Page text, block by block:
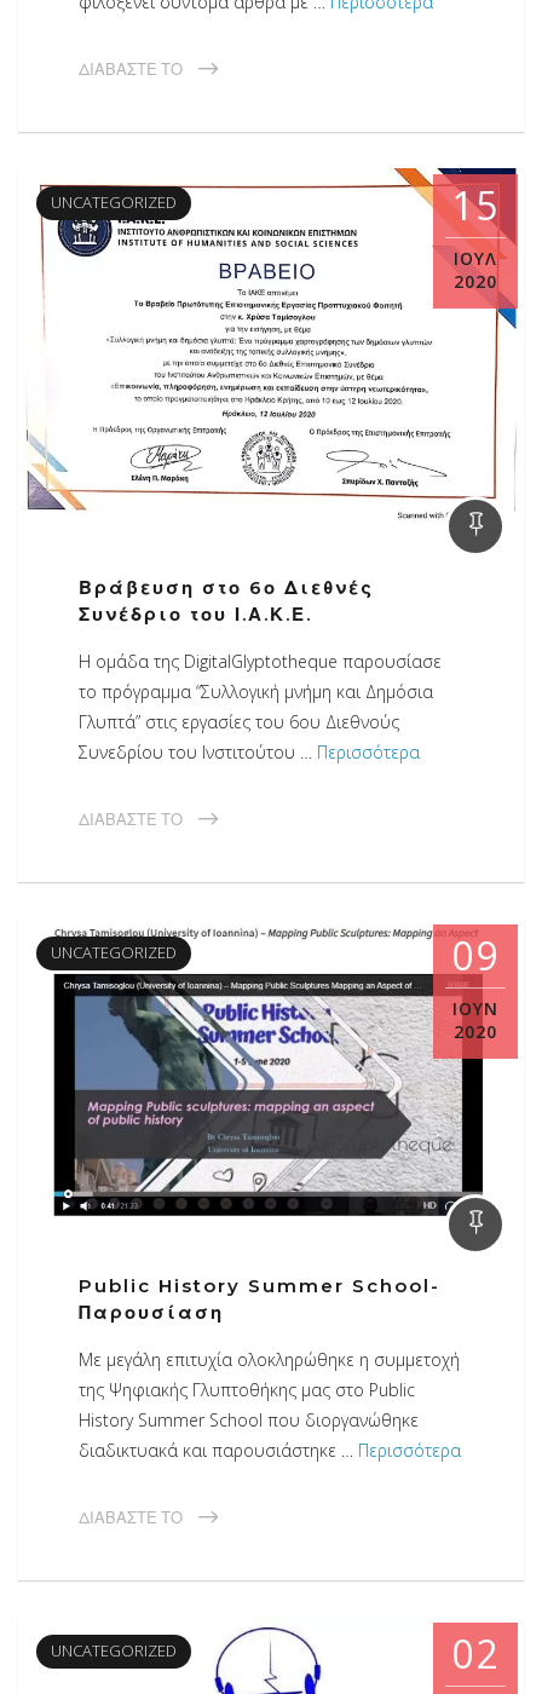
ΔΙΑΒΆΣΤΕ ΤΟ
UNCATEGORIZED 15
ΙΟΎΛ
2020
Βράβευση στο 6ο Διεθνές
Συνέδριο του Ι.Α.Κ.Ε.
Η ομάδα της DigitalGlyptotheque παρουσίασε
το πρόγραμμα “Συλλογική μνήμη και Δημόσια
Γλυπτά” στις εργασίες του 6ου Διεθνούς
Συνεδρίου του Ινστιτούτου … Περισσότερα
ΔΙΑΒΆΣΤΕ ΤΟ
UNCATEGORIZED 09
ΙΟΎΝ
2020
Public History Summer School-
Παρουσίαση
Με μεγάλη επιτυχία ολοκληρώθηκε η συμμετοχή
της Ψηφιακής Γλυπτοθήκης μας στο Public
History Summer School που διοργανώθηκε
διαδικτυακά και παρουσιάστηκε … Περισσότερα
ΔΙΑΒΆΣΤΕ ΤΟ
UNCATEGORIZED 02